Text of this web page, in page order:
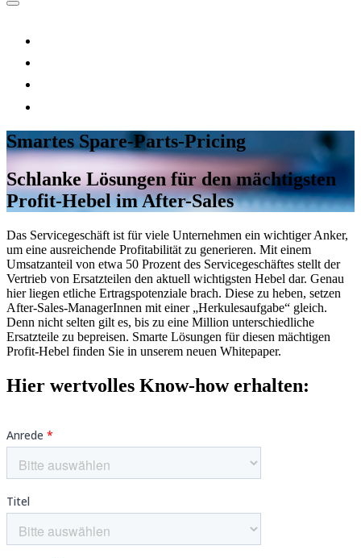
Smartes Spare-Parts-Pricing
Schlanke Lösungen für den mächtigsten
Profit-Hebel im After-Sales
Das Servicegeschäft ist für viele Unternehmen ein wichtiger Anker,
um eine ausreichende Profitabilität zu generieren. Mit einem
Umsatzanteil von etwa 50 Prozent des Servicegeschäftes stellt der
Vertrieb von Ersatzteilen den aktuell wichtigsten Hebel dar. Genau
hier liegen etliche Ertragspotenziale brach. Diese zu heben, setzen
After-Sales-ManagerInnen mit einer „Herkulesaufgabe“ gleich.
Denn nicht selten gilt es, bis zu eine Million unterschiedliche
Ersatzteile zu bepreisen. Smarte Lösungen für diesen mächtigen
Profit-Hebel finden Sie in unserem neuen Whitepaper.
Hier wertvolles Know-how erhalten: